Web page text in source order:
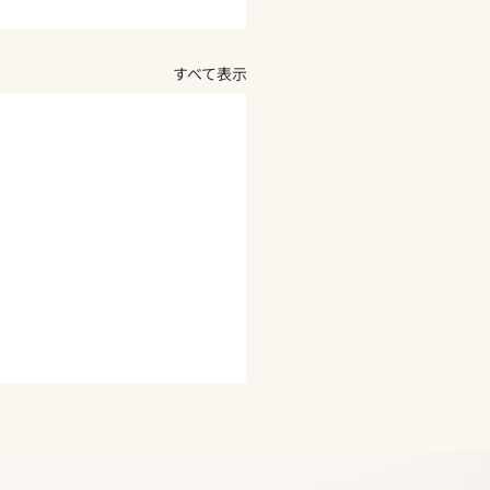
すべて表示